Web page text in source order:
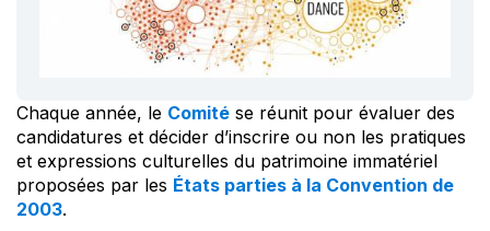
Chaque année, le Comité se réunit pour évaluer des
candidatures et décider d’inscrire ou non les pratiques
et expressions culturelles du patrimoine immatériel
proposées par les États parties à la Convention de
2003.